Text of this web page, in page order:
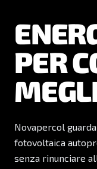
PER
Novapercol
fotovoltaica
senza rinunciare
DOPO
Formulazioni
professionale:
offrire risultati